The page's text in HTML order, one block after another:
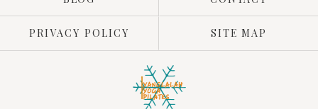
PRIVACY POLICY SITE MAP